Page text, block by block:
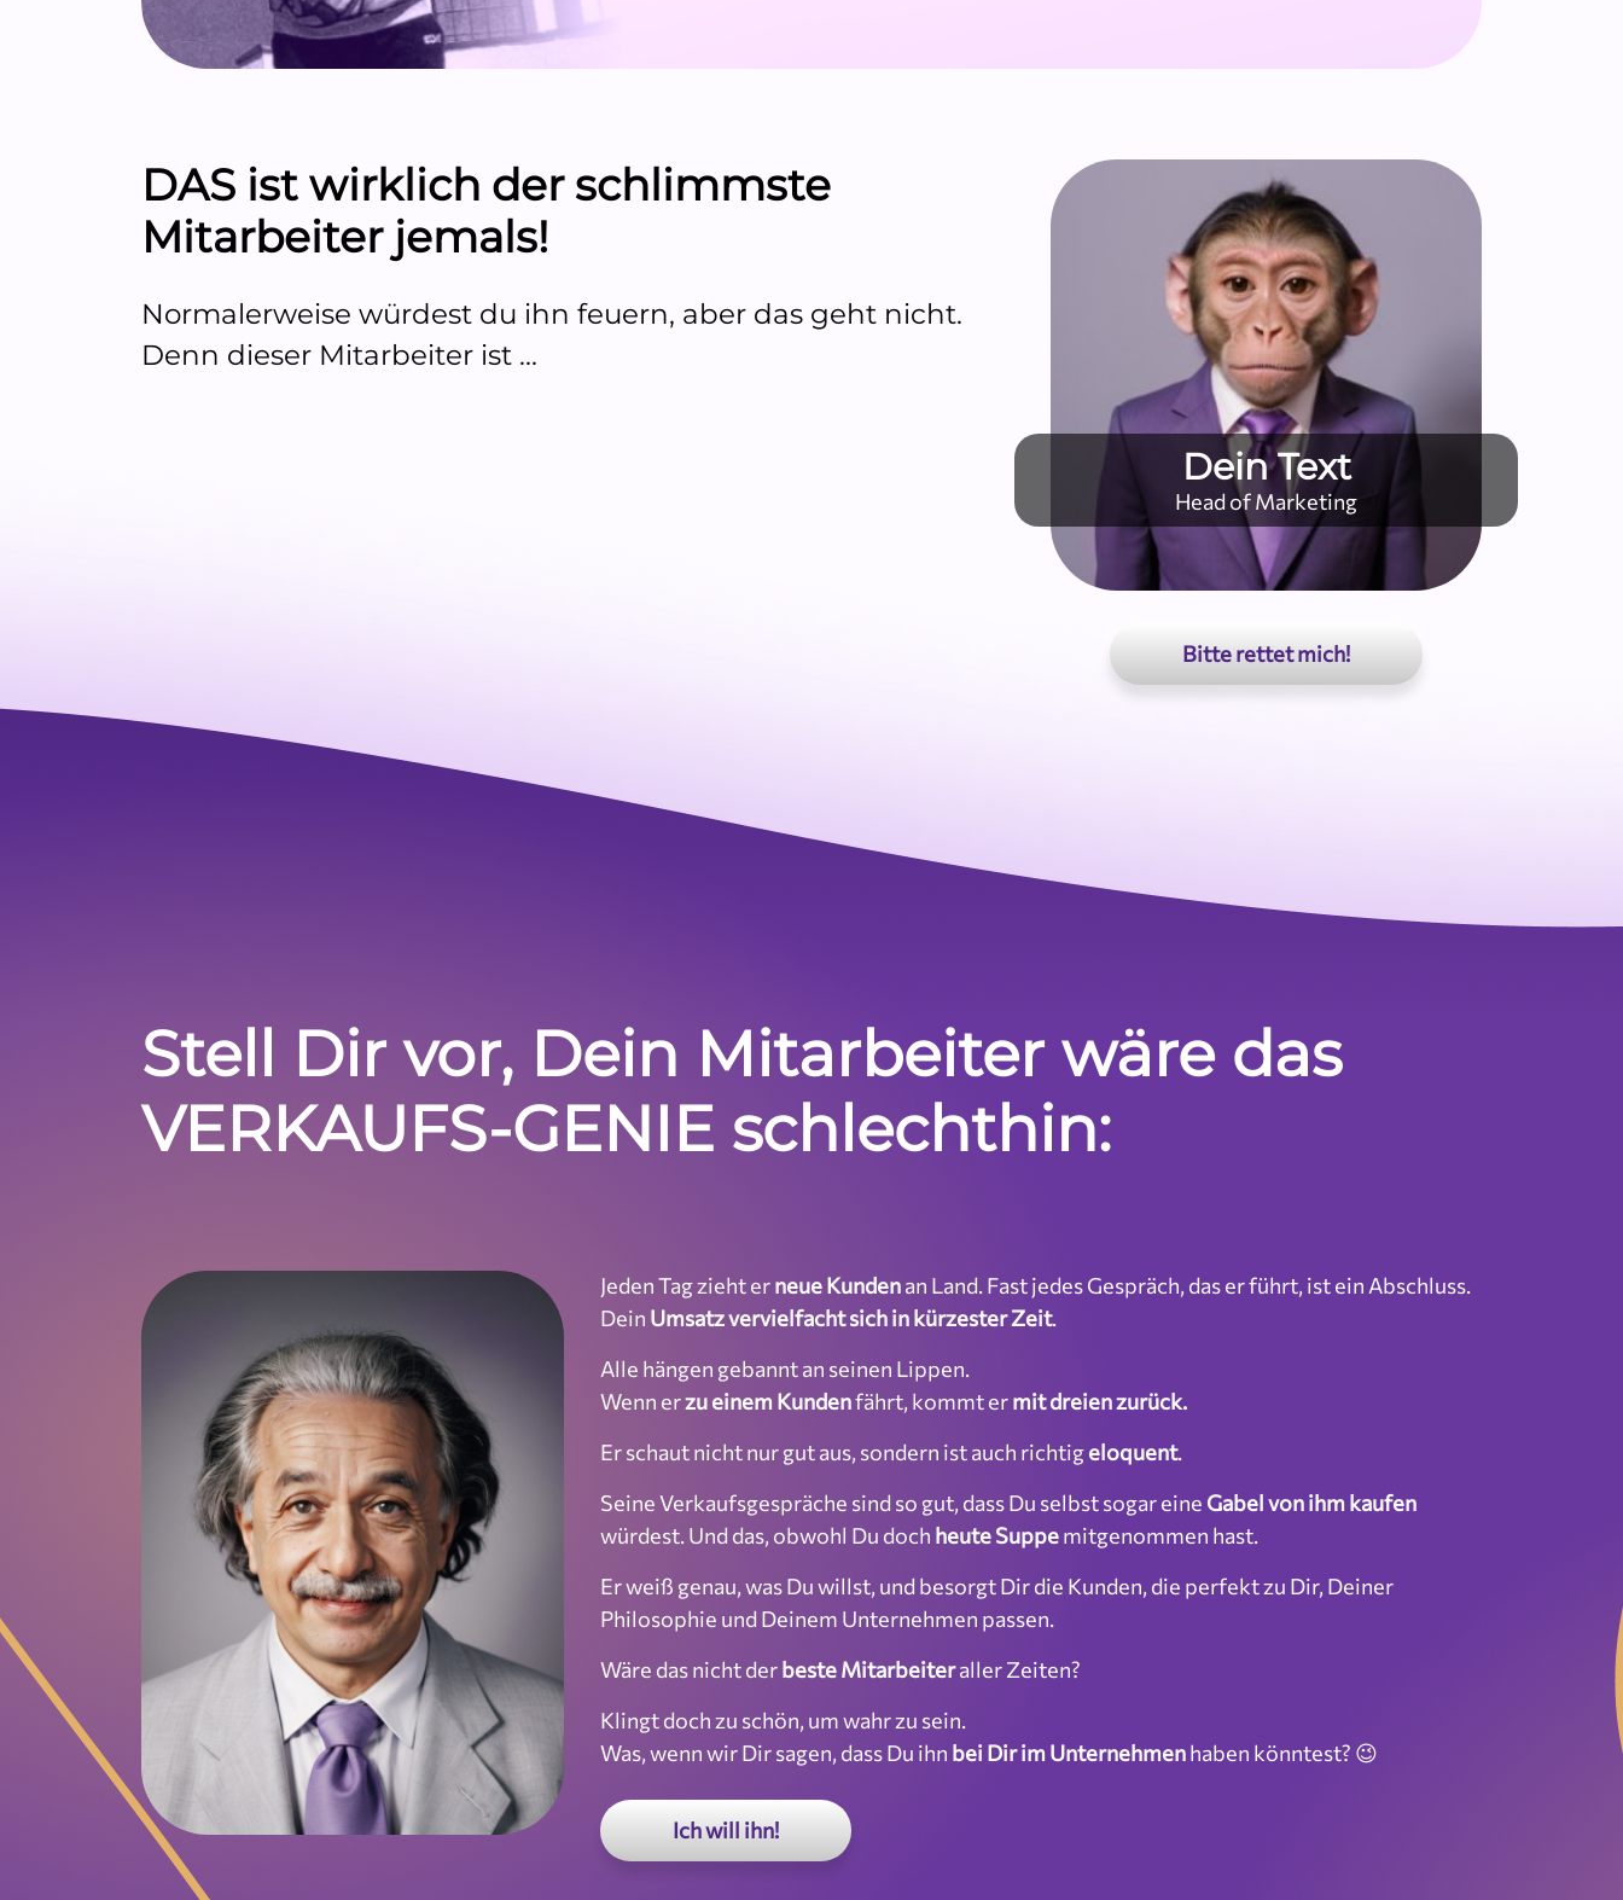
DAS ist wirklich der schlimmste
Mitarbeiter jemals!
Normalerweise würdest du ihn feuern, aber das geht nicht.
Denn dieser Mitarbeiter ist ...
Dein Text
Head of Marketing
Bitte rettet mich!
Stell Dir vor, Dein Mitarbeiter wäre das
VERKAUFS-GENIE schlechthin:
Jeden Tag zieht erneue Kundenan Land. Fast jedes Gespräch, das er führt, ist ein Abschluss.
Dein Umsatz vervielfacht sich in kürzester Zeit.
Alle hängen gebannt an seinen Lippen.
Wenn erzu einem Kundenfährt, kommt ermit dreien zurück.
Er schaut nicht nur gut aus, sondern ist auch richtigeloquent.
Seine Verkaufsgespräche sind so gut, dass Du selbst sogar eine Gabel von ihm kaufen
würdest. Und das, obwohl Du doch heute Suppemitgenommen hast.
Er weiß genau, was Du willst, und besorgt Dir die Kunden, die perfekt zu Dir, Deiner
Philosophie und Deinem Unternehmen passen.
Wäre das nicht derbeste Mitarbeiteraller Zeiten?
Klingt doch zu schön, um wahr zu sein.
Was, wenn wir Dir sagen, dass Du ihn bei Dir im Unternehmenhaben könntest? 😉
Ich will ihn!